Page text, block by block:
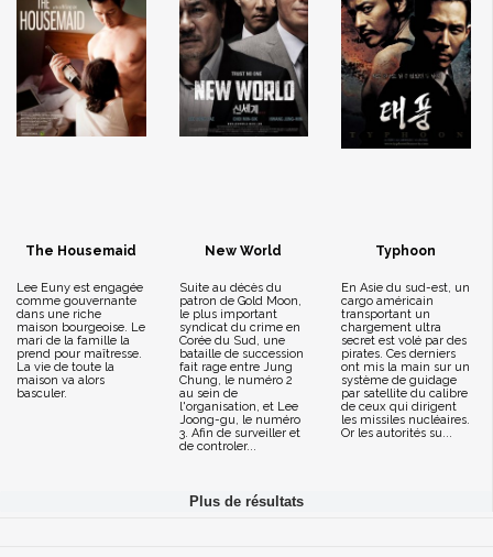
The Housemaid
Lee Euny est engagée
comme gouvernante
dans une riche
maison bourgeoise. Le
mari de la famille la
prend pour maîtresse.
La vie de toute la
maison va alors
basculer.
New World
Suite au décès du
patron de Gold Moon,
le plus important
syndicat du crime en
Corée du Sud, une
bataille de succession
fait rage entre Jung
Chung, le numéro 2
au sein de
l'organisation, et Lee
Joong-gu, le numéro
3. Afin de surveiller et
de controler...
Typhoon
En Asie du sud-est, un
cargo américain
transportant un
chargement ultra
secret est volé par des
pirates. Ces derniers
ont mis la main sur un
système de guidage
par satellite du calibre
de ceux qui dirigent
les missiles nucléaires.
Or les autorités su...